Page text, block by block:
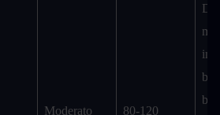
Moderato 80-120